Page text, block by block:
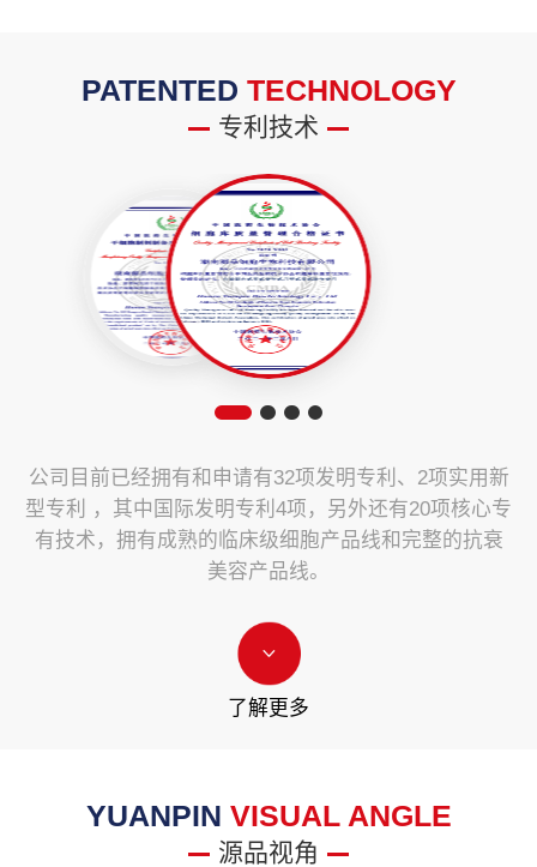
PATENTED TECHNOLOGY
专利技术
公司目前已经拥有和申请有32项发明专利、2项实用新
型专利 ，其中国际发明专利4项，另外还有20项核心专
有技术，拥有成熟的临床级细胞产品线和完整的抗衰
美容产品线。
了解更多
YUANPIN VISUAL ANGLE
源品视角